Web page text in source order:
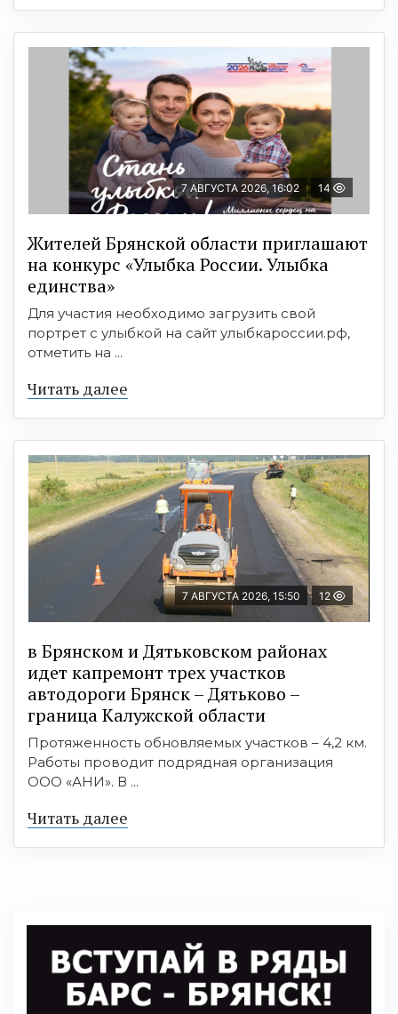
7 АВГУСТА 2026, 16:02 14
Жителей Брянской области приглашают
на конкурс «Улыбка России. Улыбка
единства»
Для участия необходимо загрузить свой
портрет с улыбкой на сайт улыбкароссии.рф,
отметить на ...
Читать далее
7 АВГУСТА 2026, 15:50 12
в Брянском и Дятьковском районах
идет капремонт трех участков
автодороги Брянск – Дятьково –
граница Калужской области
Протяженность обновляемых участков – 4,2 км.
Работы проводит подрядная организация
ООО «АНИ». В ...
Читать далее